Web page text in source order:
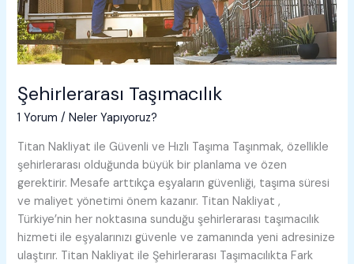
Şehirlerarası Taşımacılık
1 Yorum /Neler Yapıyoruz?
Titan Nakliyat ile Güvenli ve Hızlı Taşıma Taşınmak, özellikle
şehirlerarası olduğunda büyük bir planlama ve özen
gerektirir. Mesafe arttıkça eşyaların güvenliği, taşıma süresi
ve maliyet yönetimi önem kazanır. Titan Nakliyat ,
Türkiye’nin her noktasına sunduğu şehirlerarası taşımacılık
hizmeti ile eşyalarınızı güvenle ve zamanında yeni adresinize
ulaştırır. Titan Nakliyat ile Şehirlerarası Taşımacılıkta Fark